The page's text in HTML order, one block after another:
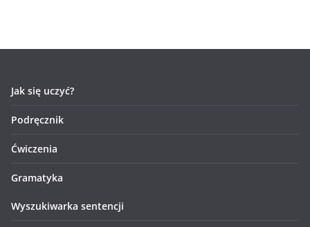
Jak się uczyć?
Podręcznik
Ćwiczenia
Gramatyka
Wyszukiwarka sentencji